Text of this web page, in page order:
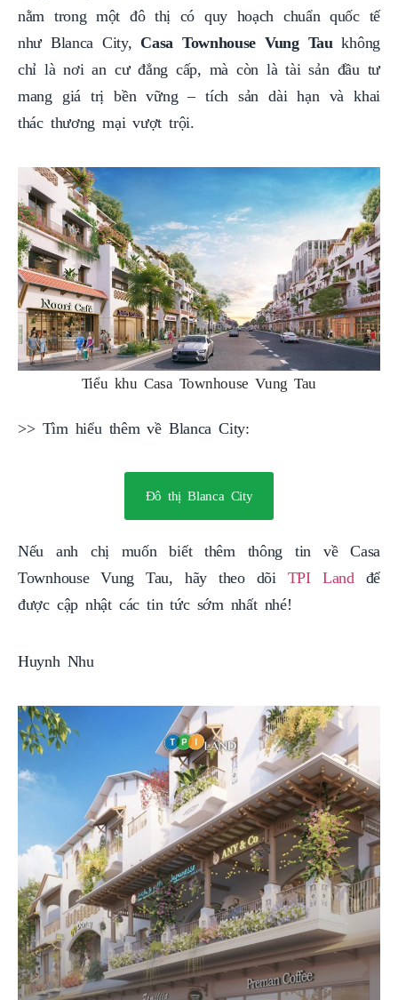
nằm trong một đô thị có quy hoạch chuẩn quốc tế
như Blanca City, Casa Townhouse Vung Taukhông
chỉ là nơi an cư đẳng cấp, mà còn là tài sản đầu tư
mang giá trị bền vững – tích sản dài hạn và khai
thác thương mại vượt trội.
Tiểu khu Casa Townhouse Vung Tau
>> Tìm hiểu thêm về Blanca City:
Đô thị Blanca City
Nếu anh chị muốn biết thêm thông tin về Casa
Townhouse Vung Tau, hãy theo dõi TPI Landđể
được cập nhật các tin tức sớm nhất nhé!
Huynh Nhu